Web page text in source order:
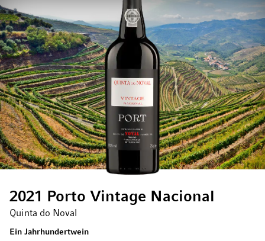
2021 Porto Vintage Nacional
Quinta do Noval
Ein Jahrhundertwein